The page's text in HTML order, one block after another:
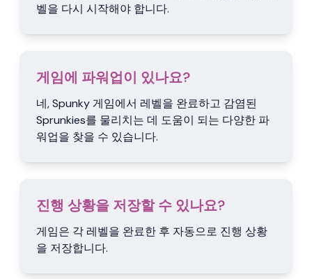
벨을 다시 시작해야 합니다.
게임에 파워업이 있나요?
네, Spunky 게임에서 레벨을 완료하고 감염된
Sprunkies를 물리치는 데 도움이 되는 다양한 파
워업을 찾을 수 있습니다.
진행 상황을 저장할 수 있나요?
게임은 각 레벨을 완료한 후 자동으로 진행 상황
을 저장합니다.